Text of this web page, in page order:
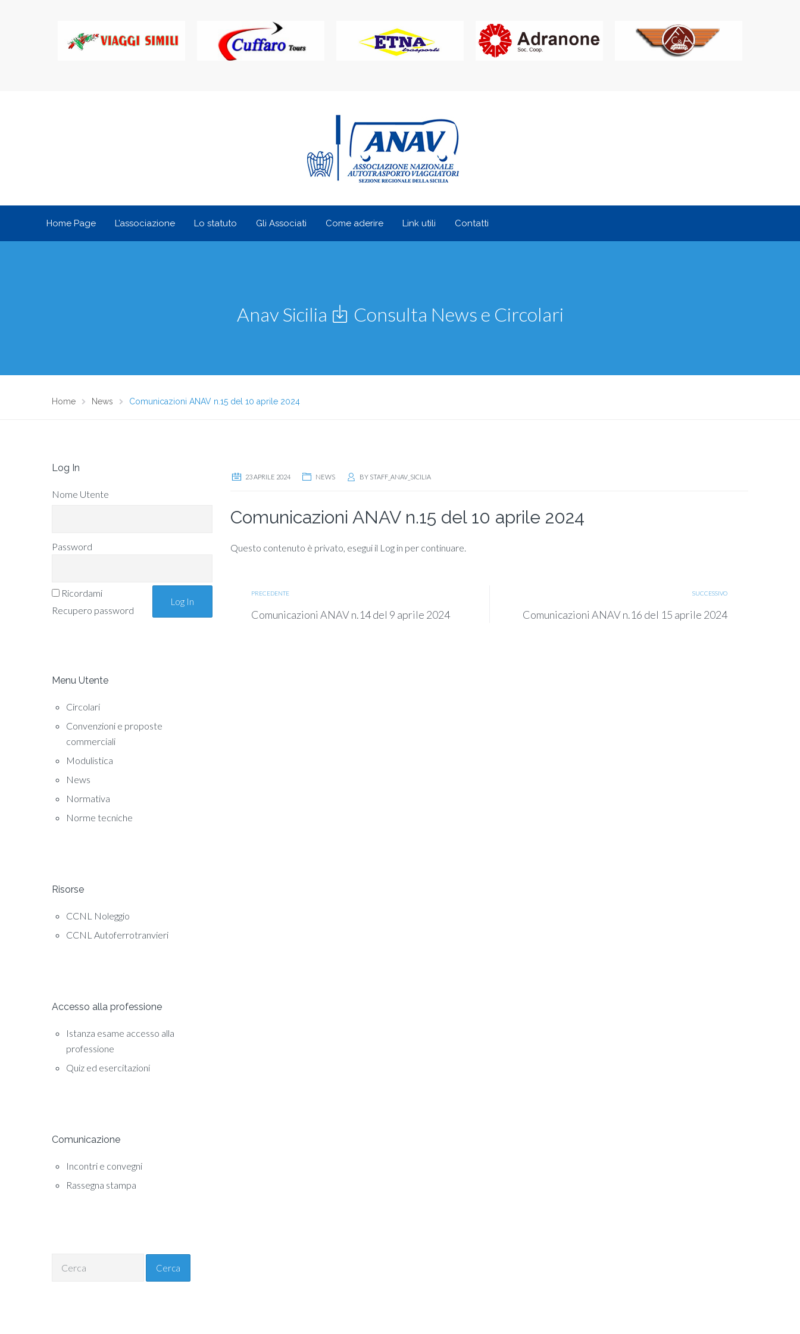
Home Page L’associazione Lo statuto Gli Associati Come aderire Link utili Contatti
Anav Sicilia Consulta News e Circolari
Home News Comunicazioni ANAV n.15 del 10 aprile 2024
Log In
Nome Utente
Password
Ricordami
Recupero password
Menu Utente
Circolari
Convenzioni e proposte
commerciali
Modulistica
News
Normativa
Norme tecniche
Risorse
CCNL Noleggio
CCNL Autoferrotranvieri
Accesso alla professione
Istanza esame accesso alla
professione
Quiz ed esercitazioni
Comunicazione
Incontri e convegni
Rassegna stampa
Cerca
23 APRILE 2024 NEWS BY STAFF_ANAV_SICILIA
Comunicazioni ANAV n.15 del 10 aprile 2024
Questo contenuto è privato, esegui il Log in per continuare.
PRECEDENTE
Comunicazioni ANAV n.14 del 9 aprile 2024
SUCCESSIVO
Comunicazioni ANAV n.16 del 15 aprile 2024